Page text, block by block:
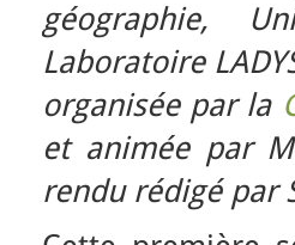
géographie,
Laboratoire
organisée par la
et animée par
rendu rédigé par